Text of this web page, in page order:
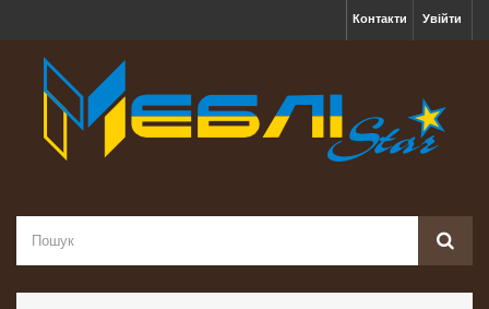
Увійти
Контакти